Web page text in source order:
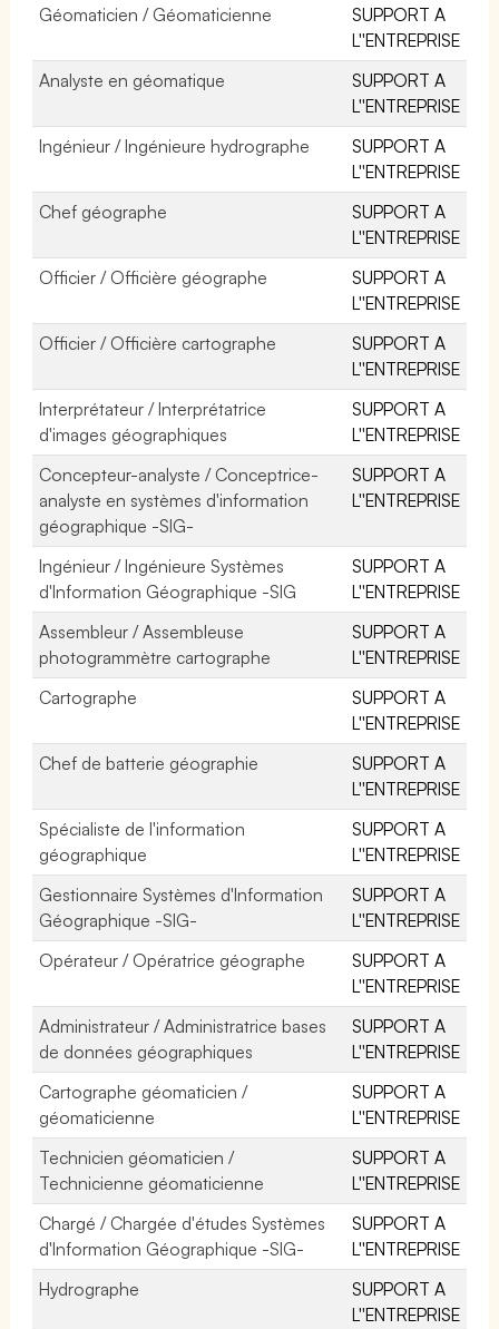
Géomaticien / Géomaticienne
SUPPORT A
L''ENTREPRISE
Analyste en géomatique
SUPPORT A
L''ENTREPRISE
Ingénieur / Ingénieure hydrographe
SUPPORT A
L''ENTREPRISE
Chef géographe
SUPPORT A
L''ENTREPRISE
Officier / Officière géographe
SUPPORT A
L''ENTREPRISE
Officier / Officière cartographe
SUPPORT A
L''ENTREPRISE
Interprétateur / Interprétatrice
d'images géographiques
SUPPORT A
L''ENTREPRISE
Concepteur-analyste / Conceptrice-
analyste en systèmes d'information
géographique -SIG-
SUPPORT A
L''ENTREPRISE
Ingénieur / Ingénieure Systèmes
d'Information Géographique -SIG
SUPPORT A
L''ENTREPRISE
Assembleur / Assembleuse
photogrammètre cartographe
SUPPORT A
L''ENTREPRISE
Cartographe
SUPPORT A
L''ENTREPRISE
Chef de batterie géographie
SUPPORT A
L''ENTREPRISE
Spécialiste de l'information
géographique
SUPPORT A
L''ENTREPRISE
Gestionnaire Systèmes d'Information
Géographique -SIG-
SUPPORT A
L''ENTREPRISE
Opérateur / Opératrice géographe
SUPPORT A
L''ENTREPRISE
Administrateur / Administratrice bases
de données géographiques
SUPPORT A
L''ENTREPRISE
Cartographe géomaticien /
géomaticienne
SUPPORT A
L''ENTREPRISE
Technicien géomaticien /
Technicienne géomaticienne
SUPPORT A
L''ENTREPRISE
Chargé / Chargée d'études Systèmes
d'Information Géographique -SIG-
SUPPORT A
L''ENTREPRISE
Hydrographe
SUPPORT A
L''ENTREPRISE